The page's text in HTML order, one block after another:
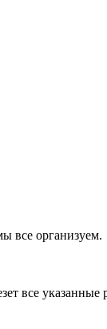
все организуем.
все